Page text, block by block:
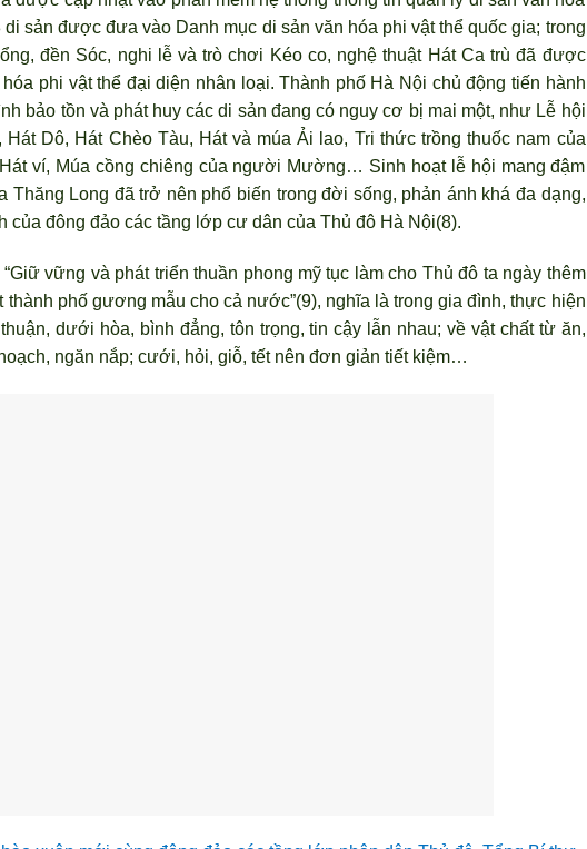
sản được đưa vào Danh mục di sản văn hóa phi vật thể quốc gia; trong
đền Sóc, nghi lễ và trò chơi Kéo co, nghệ thuật Hát Ca trù đã được
phi vật thể đại diện nhân loại. Thành phố Hà Nội chủ động tiến hành
bảo tồn và phát huy các di sản đang có nguy cơ bị mai một, như Lễ hội
Hát Dô, Hát Chèo Tàu, Hát và múa Ải lao, Tri thức trồng thuốc nam của
ví, Múa cồng chiêng của người Mường… Sinh hoạt lễ hội mang đậm
Thăng Long đã trở nên phổ biến trong đời sống, phản ánh khá đa dạng,
của đông đảo các tầng lớp cư dân của Thủ đô Hà Nội(8).
vững và phát triển thuần phong mỹ tục làm cho Thủ đô ta ngày thêm
phố gương mẫu cho cả nước”(9), nghĩa là trong gia đình, thực hiện
dưới hòa, bình đẳng, tôn trọng, tin cậy lẫn nhau; về vật chất từ ăn,
ngăn nắp; cưới, hỏi, giỗ, tết nên đơn giản tiết kiệm…